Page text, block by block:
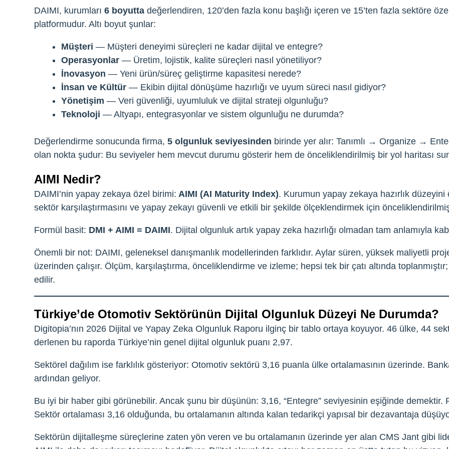
DAIMI, kurumları 6 boyutta değerlendiren, 120’den fazla konu başlığı içeren ve 15’ten fazla sektöre
platformudur. Altı boyut şunlar:
Müşteri — Müşteri deneyimi süreçleri ne kadar dijital ve entegre?
Operasyonlar — Üretim, lojistik, kalite süreçleri nasıl yönetiliyor?
İnovasyon — Yeni ürün/süreç geliştirme kapasitesi nerede?
İnsan ve Kültür — Ekibin dijital dönüşüme hazırlığı ve uyum süreci nasıl gidiyor?
Yönetişim — Veri güvenliği, uyumluluk ve dijital strateji olgunluğu?
Teknoloji — Altyapı, entegrasyonlar ve sistem olgunluğu ne durumda?
Değerlendirme sonucunda firma, 5 olgunluk seviyesinden birinde yer alır: Tanımlı → Organize →
olan nokta şudur: Bu seviyeler hem mevcut durumu gösterir hem de önceliklendirilmiş bir yol haritası
AIMI Nedir?
DAIMI’nin yapay zekaya özel birimi: AIMI (AI Maturity Index). Kurumun yapay zekaya hazırlık
sektör karşılaştırmasını ve yapay zekayı güvenli ve etkili bir şekilde ölçeklendirmek için
Formül basit: DMI + AIMI = DAIMI. Dijital olgunluk artık yapay zeka hazırlığı olmadan tam anlamıyla
Önemli bir not: DAIMI, geleneksel danışmanlık modellerinden farklıdır. Aylar süren, yüksek maliyetli
üzerinden çalışır. Ölçüm, karşılaştırma, önceliklendirme ve izleme; hepsi tek bir çatı altında
edilir.
Türkiye’de Otomotiv Sektörünün Dijital Olgunluk Düzeyi Ne Durumda?
Digitopia’nın 2026 Dijital ve Yapay Zeka Olgunluk Raporu ilginç bir tablo ortaya koyuyor. 46 ülke, 44
derlenen bu raporda Türkiye’nin genel dijital olgunluk puanı 2,97.
Sektörel dağılım ise farklılık gösteriyor: Otomotiv sektörü 3,16 puanla ülke ortalamasının üzerinde.
ardından geliyor.
Bu iyi bir haber gibi görünebilir. Ancak şunu bir düşünün: 3,16, “Entegre” seviyesinin eşiğinde demektir.
Sektör ortalaması 3,16 olduğunda, bu ortalamanın altında kalan tedarikçi yapısal bir dezavantaja
Sektörün dijitalleşme süreçlerine zaten yön veren ve bu ortalamanın üzerinde yer alan CMS Jant gibi